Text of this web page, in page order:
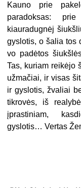
Kauno prie
paradoksas:
kiauradugnėj
gyslotis, o šalia tos
vo padėtos
Tas, kuriam reikėjo
užmačiai, ir visas
ir gyslotis, žvaliai
tikrovės, iš
įprastiniam,
gyslotis… Vertas